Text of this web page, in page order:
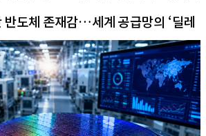
반도체 존재감…세계 공급망의 ‘딜레